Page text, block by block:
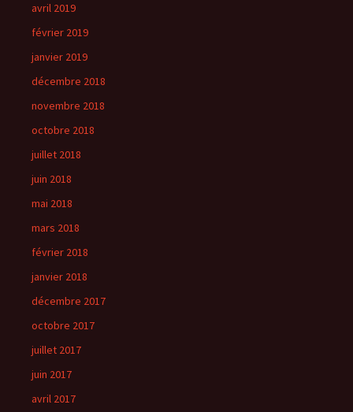
avril 2019
février 2019
janvier 2019
décembre 2018
novembre 2018
octobre 2018
juillet 2018
juin 2018
mai 2018
mars 2018
février 2018
janvier 2018
décembre 2017
octobre 2017
juillet 2017
juin 2017
avril 2017